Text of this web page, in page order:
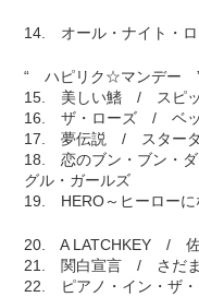
14. オール・ナイト・
“ ハピリク☆マンデー
15. 美しい鰭 / スピ
16. ザ・ローズ / ベッ
17. 夢伝説 / スターダ
18. 恋のブン・ブン・
グル・ガールズ
19. HERO～ヒーロー
20. A LATCHKEY / 佐
21. 関白宣言 / さだま
22. ピアノ・イン・ザ